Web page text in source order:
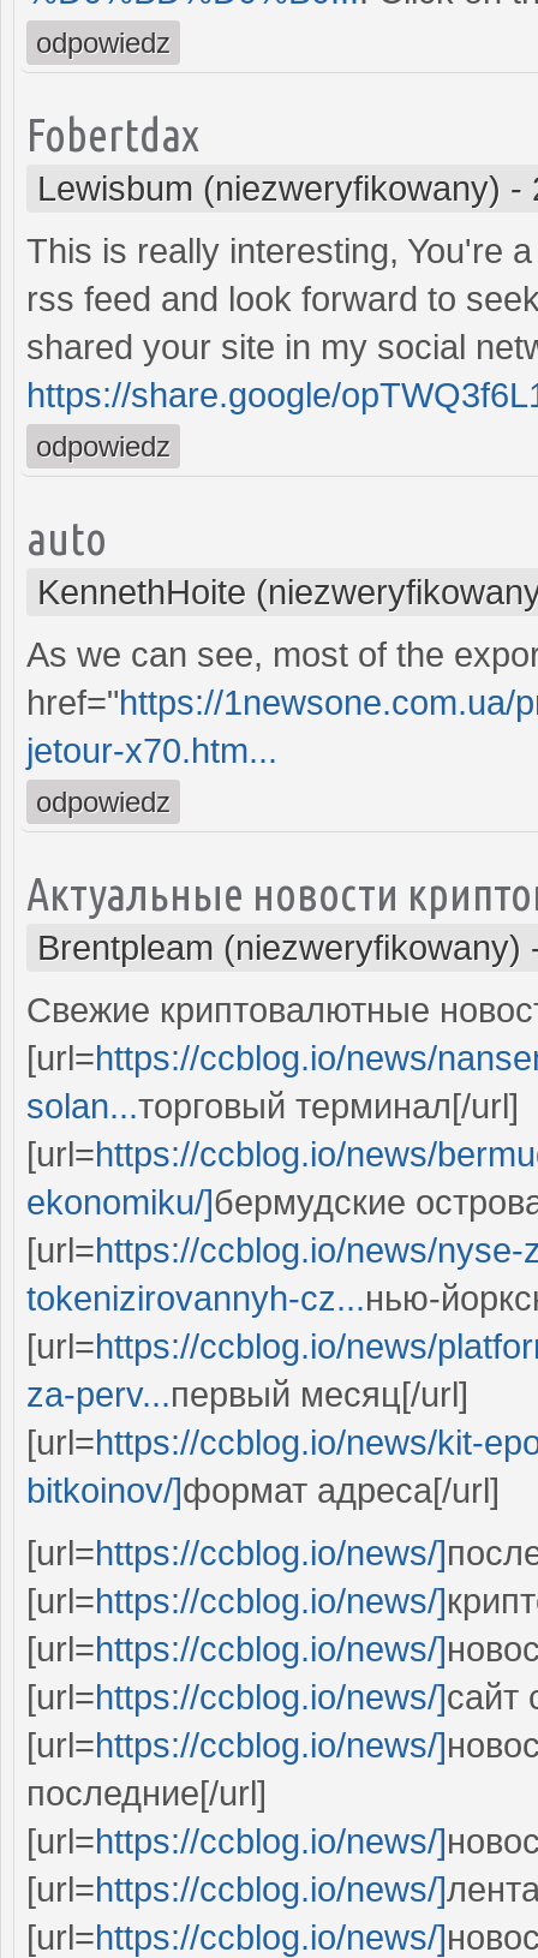
odpowiedz
Fobertdax
Lewisbum (niezweryfikowany) -
This is really interesting, You're
rss feed and look forward to
shared your site in my social
https://share.google/
odpowiedz
auto
KennethHoite
As we can see, most of the
href="https://1newsone.com.ua/
jetour-x70.htm...
odpowiedz
Актуальные новости
Brentpleam (niezweryfikowany)
Свежие криптовалютные
[url=https://ccblog.io/news/
solan...торговый терминал[/url]
[url=https://ccblog.io/news/
ekonomiku/]бермудские
[url=https://ccblog.io/news/
tokenizirovannyh-cz...нью-
[url=https://ccblog.io/news/
za-perv...первый месяц[/url]
[url=https://ccblog.io/news/kit-
bitkoinov/]формат адреса[/url]
[url=https://ccblog.io/news/]
[url=https://ccblog.io/news/]
[url=https://ccblog.io/news/]
[url=https://ccblog.io/news/]сайт
[url=https://ccblog.io/news/]
последние[/url]
[url=https://ccblog.io/news/]
[url=https://ccblog.io/news/]
[url=https://ccblog.io/news/]